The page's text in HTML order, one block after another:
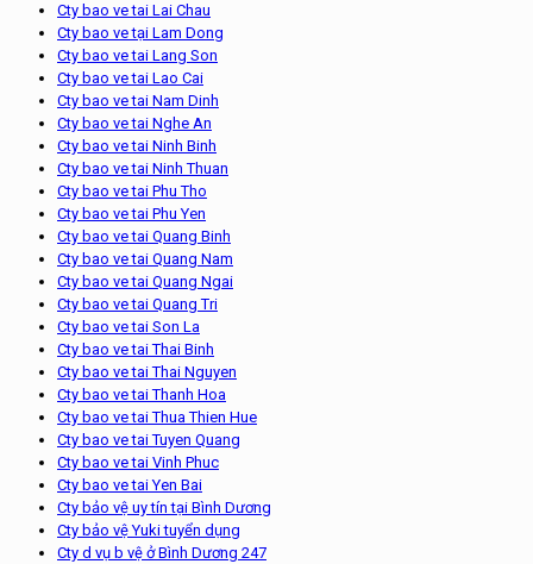
Cty bao ve tai Lai Chau
Cty bao ve tại Lam Dong
Cty bao ve tai Lang Son
Cty bao ve tai Lao Cai
Cty bao ve tai Nam Dinh
Cty bao ve tai Nghe An
Cty bao ve tai Ninh Binh
Cty bao ve tai Ninh Thuan
Cty bao ve tai Phu Tho
Cty bao ve tai Phu Yen
Cty bao ve tai Quang Binh
Cty bao ve tai Quang Nam
Cty bao ve tai Quang Ngai
Cty bao ve tai Quang Tri
Cty bao ve tai Son La
Cty bao ve tai Thai Binh
Cty bao ve tai Thai Nguyen
Cty bao ve tai Thanh Hoa
Cty bao ve tai Thua Thien Hue
Cty bao ve tai Tuyen Quang
Cty bao ve tai Vinh Phuc
Cty bao ve tai Yen Bai
Cty bảo vệ uy tín tại Bình Dương
Cty bảo vệ Yuki tuyển dụng
Cty d vụ b vệ ở Bình Dương 247